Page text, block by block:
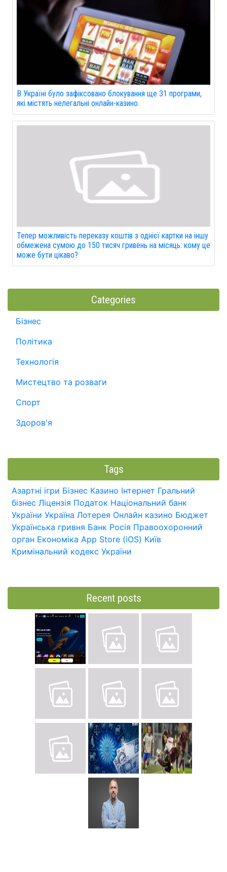
В Україні було зафіксовано блокування ще 31 програми,
які містять нелегальні онлайн-казино.
Тепер можливість переказу коштів з однієї картки на іншу
обмежена сумою до 150 тисяч гривень на місяць: кому це
може бути цікаво?
Categories
Бізнес
Політика
Технологія
Мистецтво та розваги
Спорт
Здоров'я
Tags
Азартні ігри Бізнес Казино Інтернет Гральний
бізнес Ліцензія Податок Національний банк
України Україна Лотерея Онлайн казино Бюджет
Українська гривня Банк Росія Правоохоронний
орган Економіка App Store (iOS) Київ
Кримінальний кодекс України
Recent posts